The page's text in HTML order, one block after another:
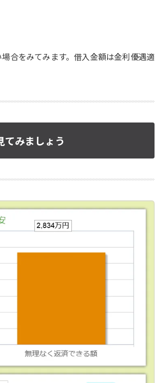
合をみてみます。借入金額は金利優遇適
てみましょう